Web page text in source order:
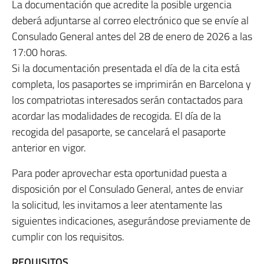
La documentación que acredite la posible urgencia
deberá adjuntarse al correo electrónico que se envíe al
Consulado General antes del 28 de enero de 2026 a las
17:00 horas.
Si la documentación presentada el día de la cita está
completa, los pasaportes se imprimirán en Barcelona y
los compatriotas interesados serán contactados para
acordar las modalidades de recogida. El día de la
recogida del pasaporte, se cancelará el pasaporte
anterior en vigor.
Para poder aprovechar esta oportunidad puesta a
disposición por el Consulado General, antes de enviar
la solicitud, les invitamos a leer atentamente las
siguientes indicaciones, asegurándose previamente de
cumplir con los requisitos.